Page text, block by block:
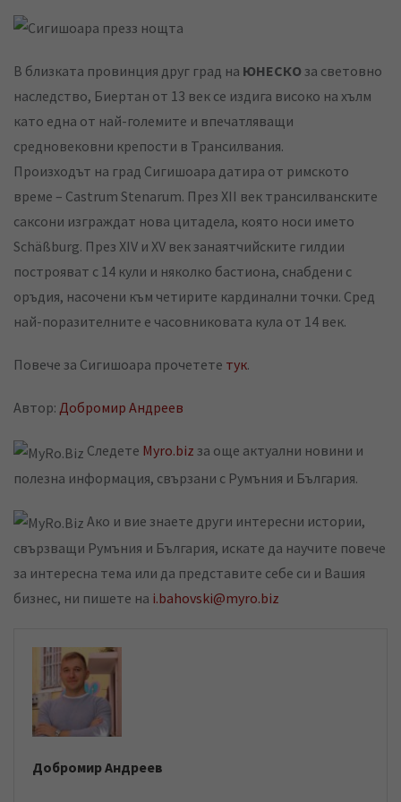
В близката провинция друг град на ЮНЕСКО за световно
наследство, Биертан от 13 век се издига високо на хълм
като една от най-големите и впечатляващи
средновековни крепости в Трансилвания.
Произходът на град Сигишоара датира от римското
време – Castrum Stenarum. През XII век трансилванските
саксони изграждат нова цитадела, която носи името
Schäßburg. През XIV и XV век занаятчийските гилдии
построяват с 14 кули и няколко бастиона, снабдени с
оръдия, насочени към четирите кардинални точки. Сред
най-поразителните е часовниковата кула от 14 век.
Повече за Сигишоара прочетете тук.
Автор: Добромир Андреев
Следете Myro.biz за още актуални новини и
полезна информация, свързани с Румъния и България.
Ако и вие знаете други интересни истории,
свързващи Румъния и България, искате да научите повече
за интересна тема или да представите себе си и Вашия
бизнес, ни пишете на i.bahovski@myro.biz
Добромир Андреев